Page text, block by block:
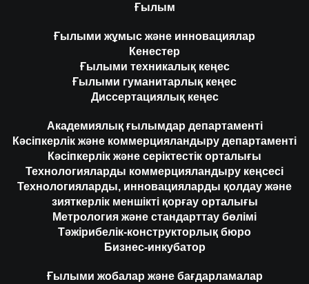
Ғылым
Ғылыми жұмыс және инновациялар
Кенестер
Ғылыми техникалық кеңес
Ғылыми гуманитарлық кеңес
Диссертациялық кеңес
Академиялық ғылымдар департаменті
Кәсіпкерлік және коммерцияландыру департаменті
Кәсіпкерлік және серіктестік орталығы
Технологияларды коммерцияландыру кеңсесі
Технологияларды, инновацияларды қолдау және
зияткерлік меншікті қорғау орталығы
Метрология және стандарттау бөлімі
Тәжірибелік-конструкторлық бюро
Бизнес-инкубатор
Ғылыми жобалар және бағдарламалар